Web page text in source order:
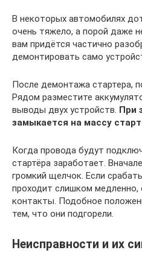
В некоторых автомобилях
очень тяжело, а порой даже
вам придётся частично
демонтировать само
После демонтажа стартера,
Рядом разместите
выводы двух устройств. При
замыкается на массу
Когда провода будут
стартёра заработает.
громкий щелчок. Если
проходит слишком медленно,
контакты. Подобное
тем, что они подгорели.
Неисправности и их